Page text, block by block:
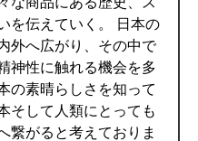
を伝えていく。 日本の
外へ広がり、その中で
神性に触れる機会を多
の素晴らしさを知って
そして人類にとっても
繋がると考えておりま